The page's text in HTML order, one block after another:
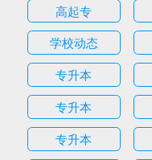
高起专
学校动态
专升本
专升本
专升本